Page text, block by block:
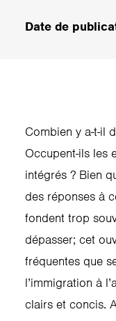
Date de
Combien y a-t-il
Occupent-ils les
intégrés ? Bien
des réponses à
fondent trop
dépasser; cet
fréquentes que
l’immigration à
clairs et concis.